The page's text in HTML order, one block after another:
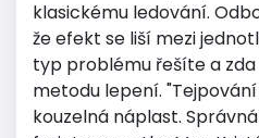
klasickému ledování.
že efekt se liší mezi
typ problému řešíte a
metodu lepení.
kouzelná náplast.